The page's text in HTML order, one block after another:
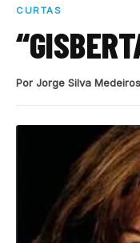
CURTAS
Por Jorge Silva Medeiros